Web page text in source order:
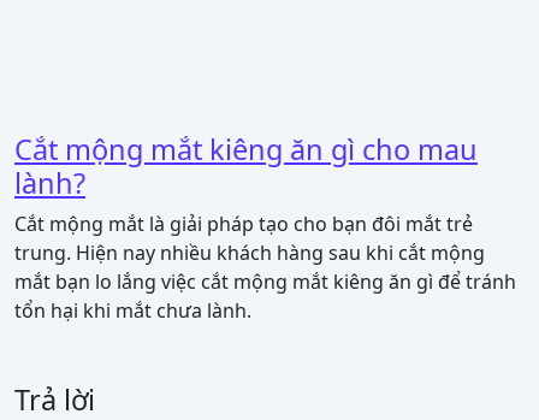
Cắt mộng mắt kiêng ăn gì cho mau
lành?
Cắt mộng mắt là giải pháp tạo cho bạn đôi mắt trẻ
trung. Hiện nay nhiều khách hàng sau khi cắt mộng
mắt bạn lo lắng việc cắt mộng mắt kiêng ăn gì để tránh
tổn hại khi mắt chưa lành.
Trả lời